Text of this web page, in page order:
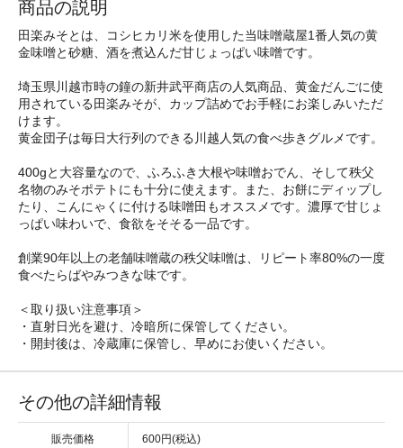
商品の説明
田楽みそとは、コシヒカリ米を使用した当味噌蔵屋1番人気の黄
金味噌と砂糖、酒を煮込んだ甘じょっぱい味噌です。
埼玉県川越市時の鐘の新井武平商店の人気商品、黄金だんごに使
用されている田楽みそが、カップ詰めでお手軽にお楽しみいただ
けます。
黄金団子は毎日大行列のできる川越人気の食べ歩きグルメです。
400gと大容量なので、ふろふき大根や味噌おでん、そして秩父
名物のみそポテトにも十分に使えます。また、お餅にディップし
たり、こんにゃくに付ける味噌田もオススメです。濃厚で甘じょ
っぱい味わいで、食欲をそそる一品です。
創業90年以上の老舗味噌蔵の秩父味噌は、リピート率80%の一度
食べたらばやみつきな味です。
＜取り扱い注意事項＞
・直射日光を避け、冷暗所に保管してください。
・開封後は、冷蔵庫に保管し、早めにお使いください。
その他の詳細情報
販売価格 600円(税込)